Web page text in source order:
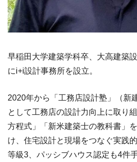
早稲田大学建築学科卒、大高建築
にi+i設計事務所を設立。
2020年から「工務店設計塾」（新
として工務店の設計力向上に取り組
方程式」「新米建築士の教科書」
け、住宅設計と現場をつなぐ実践
等級3、パッシブハウス認定も4件